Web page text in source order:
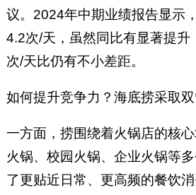
议。2024年中期业绩报告显示
4.2次/天，虽然同比有显著提
次/天比仍有不小差距。
如何提升竞争力？海底捞采取双
一方面，捞围绕着火锅店的核
火锅、校园火锅、企业火锅等
了更贴近日常、更高频的餐饮